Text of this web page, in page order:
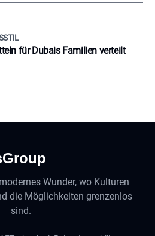
für Dubais Familien verteilt
Wunder, wo Kulturen
die Möglichkeiten grenzenlos
sind.